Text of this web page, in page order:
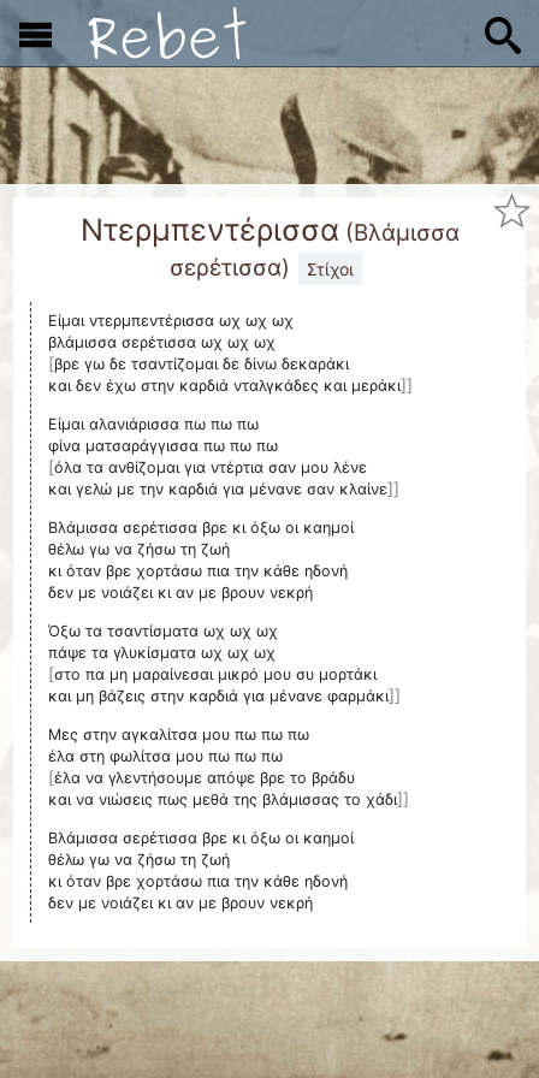
x
Ντερμπεντέρισσα (Βλάμισσα
σερέτισσα) Στίχοι
Είμαι ντερμπεντέρισσα ωχ ωχ ωχ
[βρε γω δε τσαντίζομαι δε δίνω δεκαράκι
και δεν έχω στην καρδιά νταλγκάδες και μεράκι]]
Είμαι αλανιάρισσα πω πω πω
[όλα τα ανθίζομαι για ντέρτια σαν μου λένε
και γελώ με την καρδιά για μένανε σαν κλαίνε]]
Βλάμισσα σερέτισσα βρε κι όξω οι καημοί
θέλω γω να ζήσω τη ζωή
κι όταν βρε χορτάσω πια την κάθε ηδονή
δεν με νοιάζει κι αν με βρουν νεκρή
Όξω τα τσαντίσματα ωχ ωχ ωχ
[στο πα μη μαραίνεσαι μικρό μου συ μορτάκι
και μη βάζεις στην καρδιά για μένανε φαρμάκι]]
Μες στην αγκαλίτσα μου πω πω πω
[έλα να γλεντήσουμε απόψε βρε το βράδυ
και να νιώσεις πως μεθά της βλάμισσας το χάδι]]
Βλάμισσα σερέτισσα βρε κι όξω οι καημοί
θέλω γω να ζήσω τη ζωή
κι όταν βρε χορτάσω πια την κάθε ηδονή
δεν με νοιάζει κι αν με βρουν νεκρή